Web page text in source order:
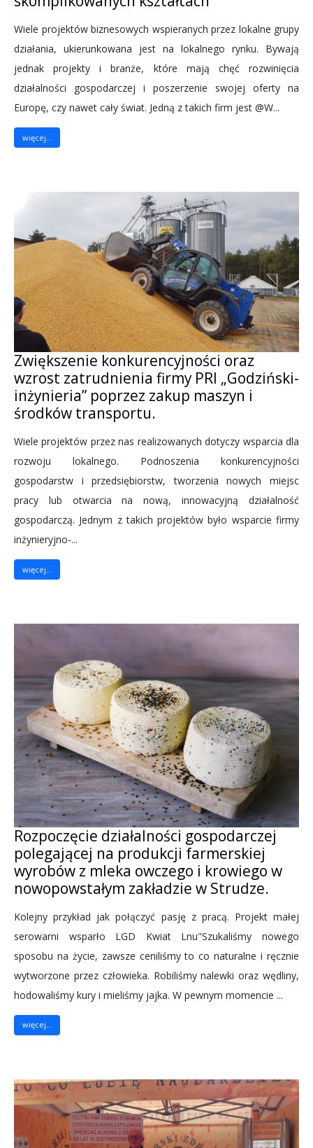
Wiele projektów biznesowych wspieranych przez lokalne grupy
działania, ukierunkowana jest na lokalnego rynku. Bywają
jednak projekty i branże, które mają chęć rozwinięcia
działalności gospodarczej i poszerzenie swojej oferty na
Europę, czy nawet cały świat. Jedną z takich firm jest @W...
więcej...
Zwiększenie konkurencyjności oraz
wzrost zatrudnienia firmy PRI „Godziński-
inżynieria” poprzez zakup maszyn i
środków transportu.
Wiele projektów przez nas realizowanych dotyczy wsparcia dla
rozwoju lokalnego. Podnoszenia konkurencyjności
gospodarstw i przedsiębiorstw, tworzenia nowych miejsc
pracy lub otwarcia na nową, innowacyjną działalność
gospodarczą. Jednym z takich projektów było wsparcie firmy
inżynieryjno-...
więcej...
Rozpoczęcie działalności gospodarczej
polegającej na produkcji farmerskiej
wyrobów z mleka owczego i krowiego w
nowopowstałym zakładzie w Strudze.
Kolejny przykład jak połączyć pasję z pracą. Projekt małej
serowarni wsparło LGD Kwiat Lnu"Szukaliśmy nowego
sposobu na życie, zawsze ceniliśmy to co naturalne i ręcznie
wytworzone przez człowieka. Robiliśmy nalewki oraz wędliny,
hodowaliśmy kury i mieliśmy jajka. W pewnym momencie ...
więcej...